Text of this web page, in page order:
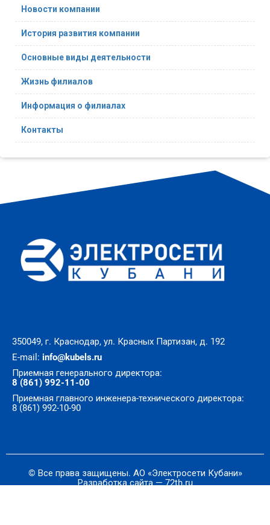
Новости компании
История развития компании
Основные виды деятельности
Жизнь филиалов
Информация о филиалах
Контакты
350049, г. Краснодар, ул. Красных Партизан, д. 192
E-mail: info@kubels.ru
Приемная генерального директора:
8 (861) 992-11-00
Приемная главного инженера-технического директора:
8 (861) 992-10-90
© Все права защищены. АО «Электросети Кубани»
Разработка сайта — 72th.ru